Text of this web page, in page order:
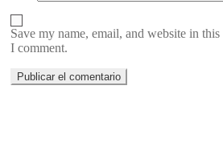
Save my name, email, and website in
I comment.